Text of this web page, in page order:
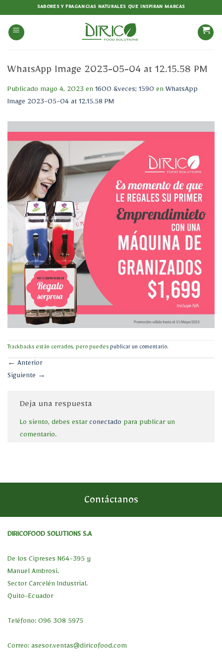
contenido
SABORES Y FRAGANCIAS NATURALES QUE INSPIRAN MARCAS
WhatsApp Image 2023-05-04 at 12.15.58 PM
Publicado mayo 4, 2023 en 1600 &veces; 1590 en WhatsApp
Image 2023-05-04 at 12.15.58 PM
Trackbacks están cerrados, pero puedes publicar un comentario.
← Anterior
Siguiente →
Deja una respuesta
Lo siento, debes estarconectado para publicar un
comentario.
Contáctanos
DIRICOFOOD SOLUTIONS S.A
De los Cipreses N64-395 y
Manuel Ambrosi.
Sector Carcelén Industrial.
Quito-Ecuador
Teléfono: 096 308 5975
Correo: asesor.ventas@diricofood.com